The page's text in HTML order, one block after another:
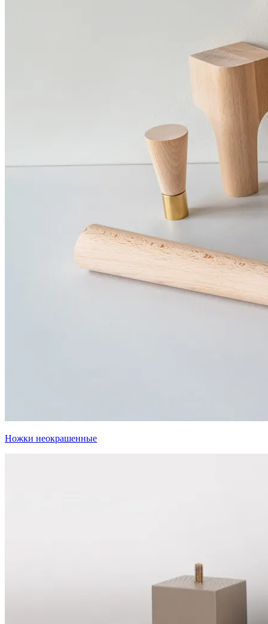
Ножки неокрашенные